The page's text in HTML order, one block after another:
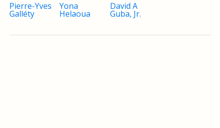
Pierre-Yves
Galléty
Yona
Helaoua
David A
Guba, Jr.